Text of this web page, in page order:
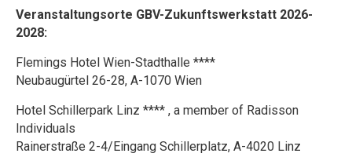
Veranstaltungsorte GBV-Zukunftswerkstatt 2026-
2028:
Flemings Hotel Wien-Stadthalle ****
Neubaugürtel 26-28, A-1070 Wien
Hotel Schillerpark Linz **** , a member of Radisson
Individuals
Rainerstraße 2-4/Eingang Schillerplatz, A-4020 Linz